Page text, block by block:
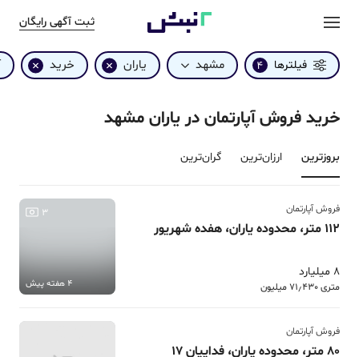
ثبت آگهی رایگان
فیلترها 4 مشهد یاران خرید
خرید فروش آپارتمان در یاران مشهد
بروزترین‌ ارزان‌ترین گران‌ترین
فروش آپارتمان
112 متر، محدوده یاران، هفده شهریور
8 میلیارد
متری 71٫430 میلیون
3
4 هفته پیش
فروش آپارتمان
80 متر، محدوده یاران، فداییان 17